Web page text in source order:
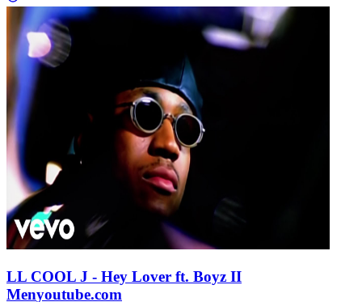
LL COOL J - Hey Lover ft. Boyz II
Menyoutube.com